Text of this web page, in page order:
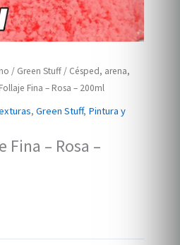
/ Green Stuff / Césped, arena,
Fina – Rosa – 200ml
,Green Stuff, Pintura y
Fina – Rosa –